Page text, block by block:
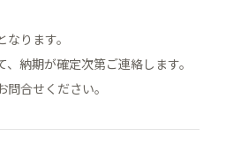
ります。
納期が確定次第ご連絡します。
合せください。